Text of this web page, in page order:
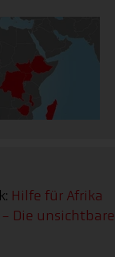
Hilfe für Afrika
- Die unsichtbare